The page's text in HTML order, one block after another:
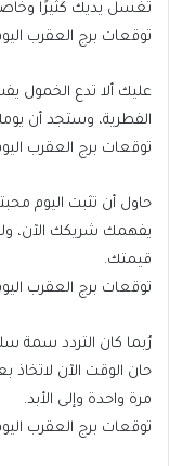
تغسل يديك كثيرًا
توقعات برج العقرب
عليك ألا تدع الخمول
الفطرية، وستجد أن
توقعات برج العقرب
حاول أن تثبت اليوم
يفهمك شريكك الآن،
قيمتك.
توقعات برج العقرب
رُبما كان التردد سمة
حان الوقت الآن لاتخاذ
مرة واحدة وإلى الأبد.
توقعات برج العقرب